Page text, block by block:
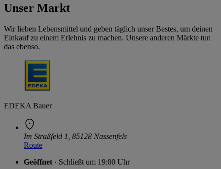
Unser Markt
Wir lieben Lebensmittel und geben täglich unser Bestes, um deinen
Einkauf zu einem Erlebnis zu machen. Unsere anderen Märkte tun
das ebenso.
EDEKA Bauer
Im Straßfeld 1, 85128 Nassenfels
Route
Geöffnet · Schließt um 19:00 Uhr